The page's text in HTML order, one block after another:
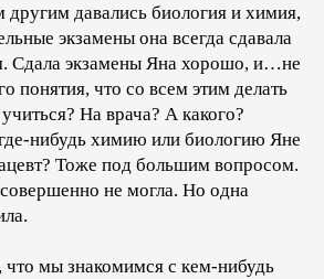
другим давались биология и химия,
экзамены она всегда сдавала
Сдала экзамены Яна хорошо, и…не
понятия, что со всем этим делать
На врача? А какого?
нибудь химию или биологию Яне
Тоже под большим вопросом.
не могла. Но одна
что мы знакомимся с кем-нибудь